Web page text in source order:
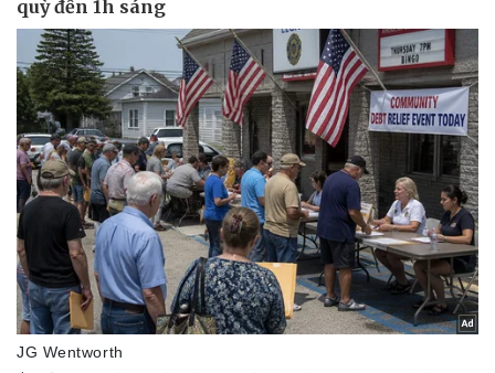
Pháp luật
Quân sự - Quốc phòng